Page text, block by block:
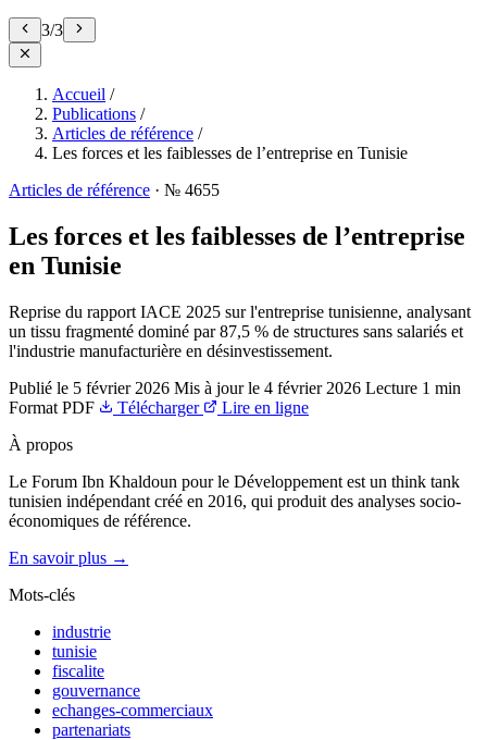
3/3
Accueil /
Publications /
Articles de référence /
Les forces et les faiblesses de l’entreprise en Tunisie
Articles de référence · № 4655
Les forces et les faiblesses de l’entreprise
en Tunisie
Reprise du rapport IACE 2025 sur l'entreprise tunisienne, analysant
un tissu fragmenté dominé par 87,5 % de structures sans salariés et
l'industrie manufacturière en désinvestissement.
Publié le 5 février 2026 Mis à jour le 4 février 2026 Lecture 1 min
Format PDF Télécharger
Lire en ligne
À propos
Le Forum Ibn Khaldoun pour le Développement est un think tank
tunisien indépendant créé en 2016, qui produit des analyses socio-
économiques de référence.
En savoir plus →
Mots-clés
industrie
tunisie
fiscalite
gouvernance
echanges-commerciaux
partenariats